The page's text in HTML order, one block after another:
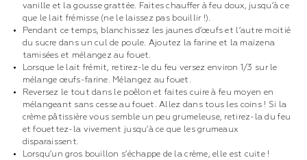
vanille et la gousse grattée. Faites chauffer à feu doux, jusqu’à ce
que le lait frémisse (ne le laissez pas bouillir !).
Pendant ce temps, blanchissez les jaunes d’œufs et l’autre moitié
du sucre dans un cul de poule. Ajoutez la farine et la maïzena
tamisées et mélangez au fouet.
Lorsque le lait frémit, retirez-le du feu versez environ 1/3 sur le
mélange œufs-farine. Mélangez au fouet.
Reversez le tout dans le poêlon et faites cuire à feu moyen en
mélangeant sans cesse au fouet. Allez dans tous les coins ! Si la
crème pâtissière vous semble un peu grumeleuse, retirez-la du feu
et fouettez-la vivement jusqu’à ce que les grumeaux
disparaissent.
Lorsqu’un gros bouillon s’échappe de la crème, elle est cuite !